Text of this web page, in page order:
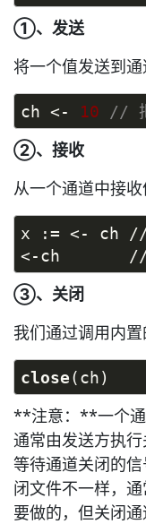
①、发送
将一个值发送到通
ch <- 10 //
②、接收
从一个通道中接收
x := <- ch //
<-ch       //
③、关闭
我们通过调用内
close(ch)
**注意：**一个通
通常由发送方执
等待通道关闭的
闭文件不一样，
要做的，但关闭通